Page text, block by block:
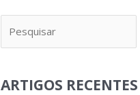
ARTIGOS RECENTES